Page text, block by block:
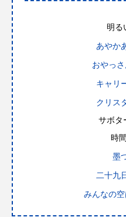
明る
あやか
おやっ
キャリ
クリス
サボタ
時
墨
二十九
みんなの